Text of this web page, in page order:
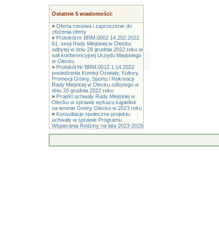
Ostatnie 5 wiadomości:
» Oferta cenowa i zaproszenie do
złożenia oferty
» Protokół nr BRM.0002.14.202.2022
61. sesji Rady Miejskiej w Olecku
odbytej w dniu 29 grudnia 2022 roku w
sali konferencyjnej Urzędu Miejskiego
w Olecku
» Protokół Nr BRM.0012.1.14.2022
posiedzenia Komisji Oświaty, Kultury,
Promocji Gminy, Sportu i Rekreacji
Rady Miejskiej w Olecku odbytego w
dniu 20 grudnia 2022 roku
» Projekt uchwały Rady Miejskiej w
Olecku w sprawie wykazu kąpielisk
na terenie Gminy Olecko w 2023 roku
» Konsultacje społeczne projektu
uchwały w sprawie Programu
Wspierania Rodziny na lata 2023-2025